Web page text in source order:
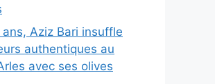
Aziz Bari insuffle
authentiques au
avec ses olives